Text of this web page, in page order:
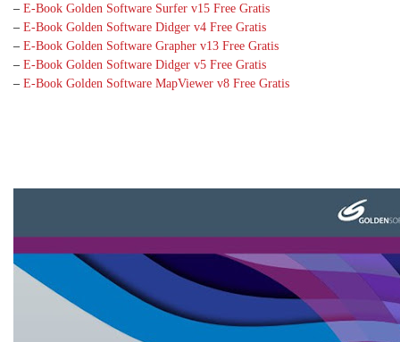
– E-Book Golden Software Surfer v15 Free Gratis
– E-Book Golden Software Didger v4 Free Gratis
– E-Book Golden Software Grapher v13 Free Gratis
– E-Book Golden Software Didger v5 Free Gratis
– E-Book Golden Software MapViewer v8 Free Gratis